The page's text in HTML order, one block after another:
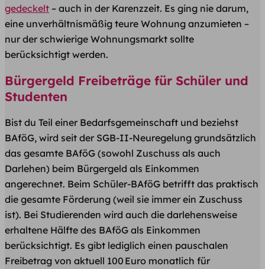
gedeckelt – auch in der Karenzzeit. Es ging nie darum,
eine unverhältnismäßig teure Wohnung anzumieten –
nur der schwierige Wohnungsmarkt sollte
berücksichtigt werden.
Bürgergeld Freibeträge für Schüler und
Studenten
Bist du Teil einer Bedarfsgemeinschaft und beziehst
BAföG, wird seit der SGB-II-Neuregelung grundsätzlich
das gesamte BAföG (sowohl Zuschuss als auch
Darlehen) beim Bürgergeld als Einkommen
angerechnet. Beim Schüler-BAföG betrifft das praktisch
die gesamte Förderung (weil sie immer ein Zuschuss
ist). Bei Studierenden wird auch die darlehensweise
erhaltene Hälfte des BAföG als Einkommen
berücksichtigt. Es gibt lediglich einen pauschalen
Freibetrag von aktuell 100 Euro monatlich für